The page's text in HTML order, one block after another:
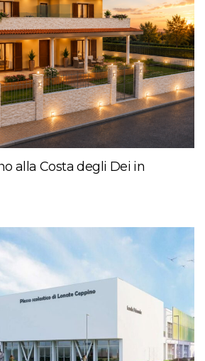
alla Costa degli Dei in